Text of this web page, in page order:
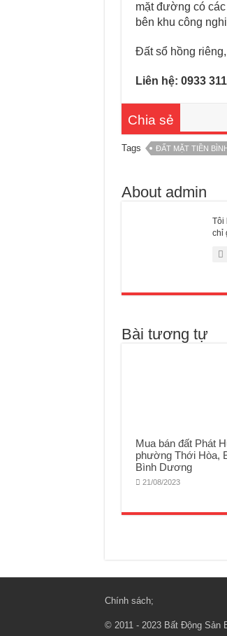
mặt đường có
bên khu công
Đất sổ hồng
Liên hệ: 0933
Chia sẻ
Tags ĐẤT MẶT TIỀN
About admin
Tôi
chỉ
Bài tương tự
Mua bán đất Phát
phường Thới Hòa,
Bình Dương
21/08/2023
Chính sách;
© 2011 - 2023 Bất Động Sản